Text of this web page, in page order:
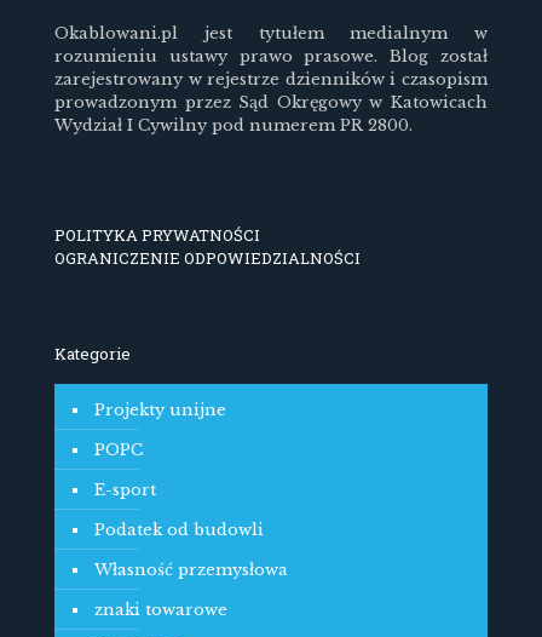
Okablowani.pl jest tytułem medialnym w
rozumieniu ustawy prawo prasowe. Blog został
zarejestrowany w rejestrze dzienników i czasopism
prowadzonym przez Sąd Okręgowy w Katowicach
Wydział I Cywilny pod numerem PR 2800.
POLITYKA PRYWATNOŚCI
OGRANICZENIE ODPOWIEDZIALNOŚCI
Kategorie
Projekty unijne
POPC
E-sport
Podatek od budowli
Własność przemysłowa
znaki towarowe